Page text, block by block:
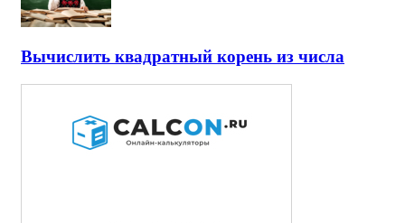
Вычислить квадратный корень из числа